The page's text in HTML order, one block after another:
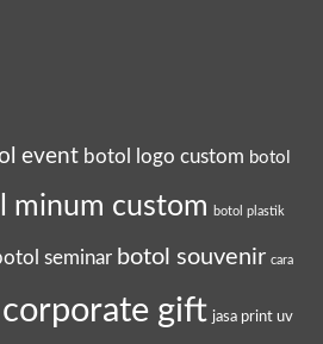
event botol logo custom botol
minum custom botol plastik
seminar botol souvenir cara
corporate gift jasa print uv